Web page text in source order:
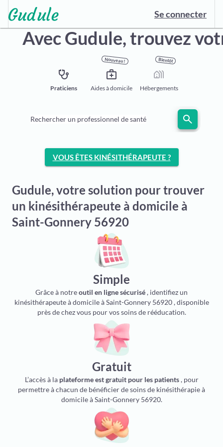
Se connecter
Avec Gudule,trouvez
stethoscope
Praticiens
Nouveau !
medical_services
Aides à domicile
Bientôt
holiday_village
Hébergements
Rechercher un professionnel de santé search
VOUS ÊTES KINÉSITHÉRAPEUTE ?
Gudule, votre solution pour trouver
un kinésithérapeute à domicile à
Saint-Gonnery 56920
Simple
Grâce à notreoutil en ligne sécurisé, identifiez un
kinésithérapeute à domicile à Saint-Gonnery 56920 , disponible
près de chez vous pour vos soins de rééducation.
Gratuit
L’accès à la plateforme est gratuit pour les patients, pour
permettre à chacun de bénéficier de soins de kinésithérapie à
domicile à Saint-Gonnery 56920.